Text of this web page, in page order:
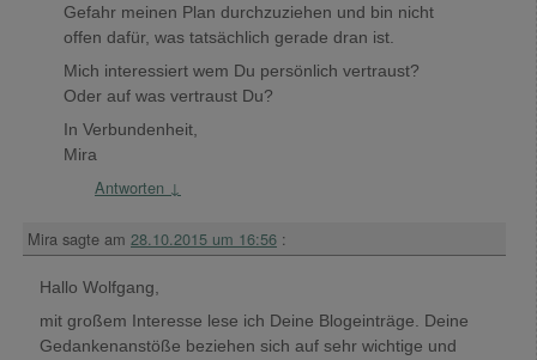
Gefahr meinen Plan durchzuziehen und bin nicht
offen dafür, was tatsächlich gerade dran ist.
Mich interessiert wem Du persönlich vertraust?
Oder auf was vertraust Du?
In Verbundenheit,
Mira
Antworten ↓
Mira sagte am 28.10.2015 um 16:56 :
Hallo Wolfgang,
mit großem Interesse lese ich Deine Blogeinträge. Deine
Gedankenanstöße beziehen sich auf sehr wichtige und